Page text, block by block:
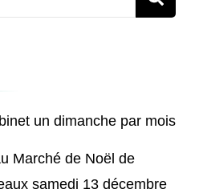
un dimanche par mois
Marché de Noël de
samedi 13 décembre